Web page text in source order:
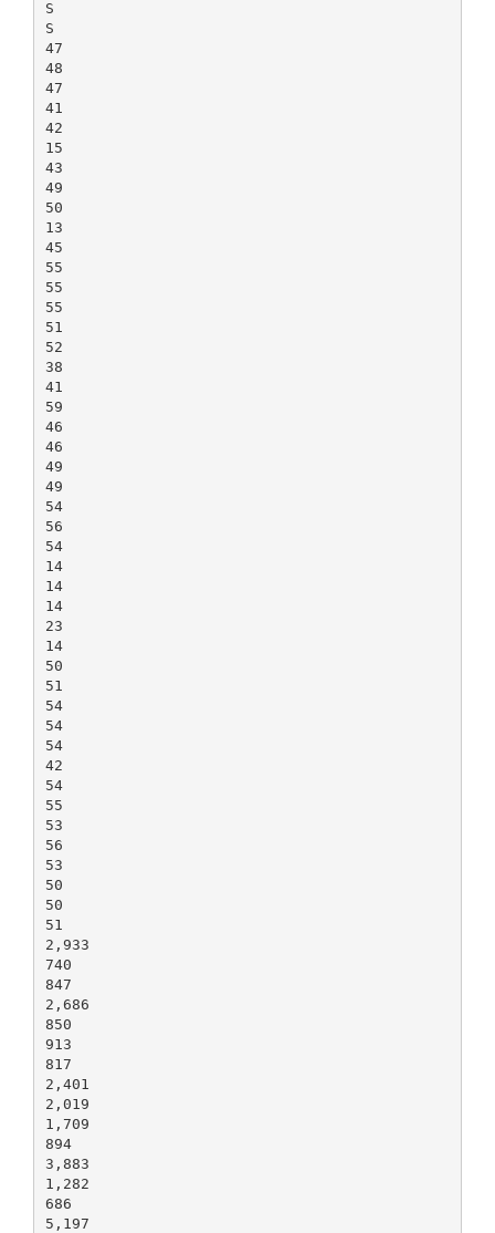
S
S
47
48
47
41
42
15
43
49
50
13
45
55
55
55
51
52
38
41
59
46
46
49
49
54
56
54
14
14
14
23
14
50
51
54
54
54
42
54
55
53
56
53
50
50
51
2,933
740
847
2,686
850
913
817
2,401
2,019
1,709
894
3,883
1,282
686
5,197